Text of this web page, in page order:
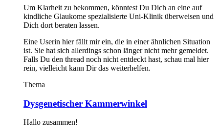
Um Klarheit zu bekommen, könntest Du Dich an eine auf
kindliche Glaukome spezialisierte Uni-Klinik überweisen und
Dich dort beraten lassen.
Eine Userin hier fällt mir ein, die in einer ähnlichen Situation
ist. Sie hat sich allerdings schon länger nicht mehr gemeldet.
Falls Du den thread noch nicht entdeckt hast, schau mal hier
rein, vielleicht kann Dir das weiterhelfen.
Thema
Dysgenetischer Kammerwinkel
Hallo zusammen!